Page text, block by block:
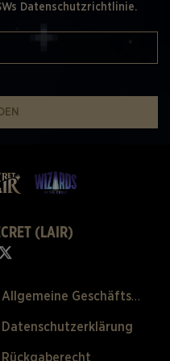
Datenschutzrichtlinie.
(LAIR)
Allgemeine Geschäftsbedingungen
Datenschutzerklärung
Rückgaberecht